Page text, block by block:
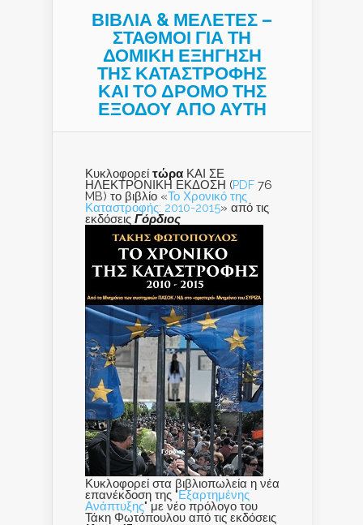
ΒΙΒΛΙΑ & ΜΕΛΕΤΕΣ –
ΣΤΑΘΜΟΙ ΓΙΑ ΤΗ
ΔΟΜΙΚΗ ΕΞΗΓΗΣΗ
ΤΗΣ ΚΑΤΑΣΤΡΟΦΗΣ
ΚΑΙ ΤO ΔΡΟΜΟ ΤΗΣ
ΕΞΟΔΟΥ ΑΠΟ ΑΥΤΗ
Κυκλοφορεί τώρα ΚΑΙ ΣΕ
ΗΛΕΚΤΡΟΝΙΚΗ ΕΚΔΟΣΗ (PDF 76
MB) το βιβλίο «Το Χρονικό της
Καταστροφής: 2010-2015» από τις
εκδόσεις Γόρδιος
Κυκλοφορεί στα βιβλιοπωλεία η νέα
επανέκδοση της "Εξαρτημένης
Ανάπτυξης" με νέο πρόλογο του
Τάκη Φωτόπουλου από τις εκδόσεις